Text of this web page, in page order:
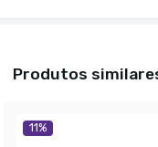
Produtos
11%